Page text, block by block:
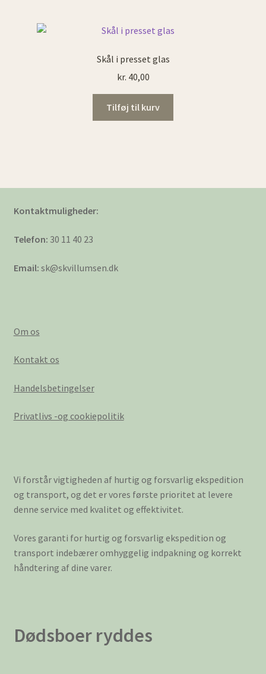
Skål i presset glas
kr. 40,00
Tilføj til kurv
Kontaktmuligheder:
Telefon: 30 11 40 23
Email: sk@skvillumsen.dk
Om os
Kontakt os
Handelsbetingelser
Privatlivs -og cookiepolitik
Vi forstår vigtigheden af hurtig og forsvarlig ekspedition
og transport, og det er vores første prioritet at levere
denne service med kvalitet og effektivitet.
Vores garanti for hurtig og forsvarlig ekspedition og
transport indebærer omhyggelig indpakning og korrekt
håndtering af dine varer.
Dødsboer ryddes